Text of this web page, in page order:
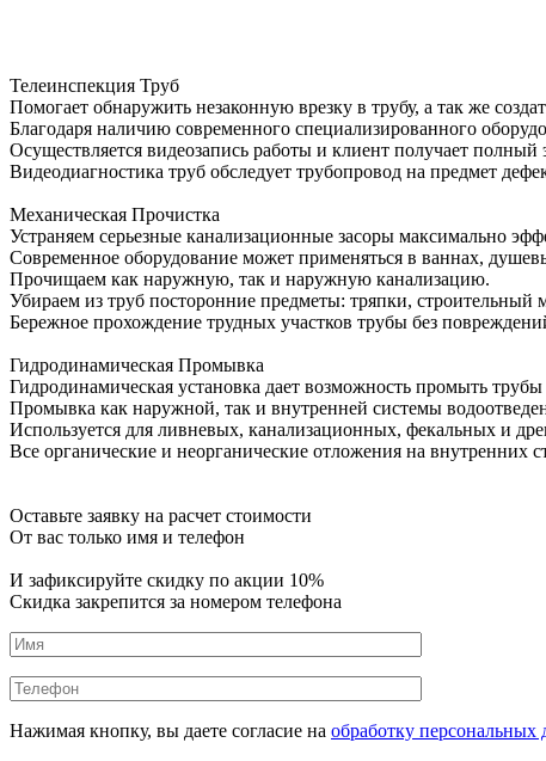
Телеинспекция Труб
Помогает обнаружить незаконную врезку в трубу, а так же
Благодаря наличию современного специализированного
Осуществляется видеозапись работы и клиент получает полный
Видеодиагностика труб обследует трубопровод на предмет
Механическая Прочистка
Устраняем серьезные канализационные засоры максимально
Современное оборудование может применяться в ваннах,
Прочищаем как наружную, так и наружную канализацию.
Убираем из труб посторонние предметы: тряпки, строительный
Бережное прохождение трудных участков трубы без
Гидродинамическая Промывка
Гидродинамическая установка дает возможность промыть
Промывка как наружной, так и внутренней системы
Используется для ливневых, канализационных, фекальных и
Все органические и неорганические отложения на
Оставьте заявку на расчет стоимости
От вас только имя и телефон
И зафиксируйте скидку по акции 10%
Скидка закрепится за номером телефона
Нажимая кнопку, вы даете согласие на обработку персональных